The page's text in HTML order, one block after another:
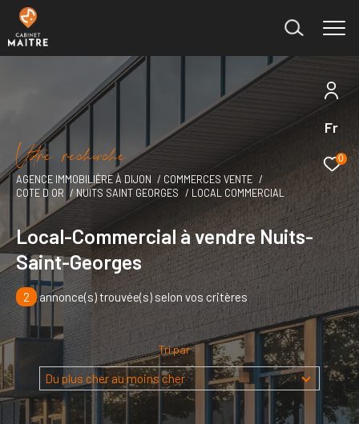
Fr
0
Vore recece
AGENCE IMMOBILIÈRE À DIJON
COMMERCES VENTE
COTE D OR
NUITS SAINT GEORGES LOCAL COMMERCIAL
Local-Commercial à vendre Nuits-
Saint-Georges
2 annonce(s) trouvée(s) selon vos critères
Tri par
Du plus cher au moins cher
Effectuer une recherche
et trouver le bien qui correspond à vos critères
Type
d'offre
Vente immobilier professionnel
Type
de
bien
Type de bien
Ville
Budget
Budget